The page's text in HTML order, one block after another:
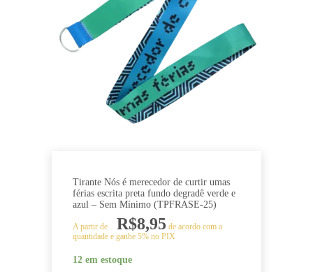
Tirante Nós é merecedor de curtir umas
férias escrita preta fundo degradê verde e
azul – Sem Mínimo (TPFRASE-25)
A partir de R$8,95 de acordo com a
quantidade e ganhe 5% no PIX
12 em estoque